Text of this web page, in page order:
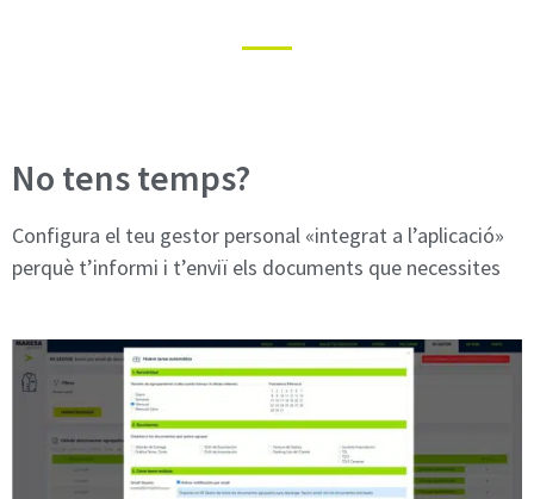
No tens temps?
Configura el teu gestor personal «integrat a l’aplicació»
perquè t’informi i t’enviï els documents que necessites